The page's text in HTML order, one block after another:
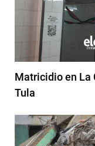
Matricidio en La
Tula